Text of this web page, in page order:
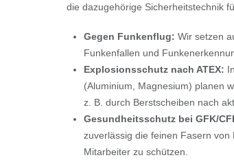
die dazugehörige Sicherheitstechnik
Gegen Funkenflug: Wir setzen
Funkenfallen und
Explosionsschutz nach ATEX:
(Aluminium, Magnesium) planen
z. B. durch Berstscheiben nach
Gesundheitsschutz bei GFK/
zuverlässig die feinen Fasern
Mitarbeiter zu schützen.